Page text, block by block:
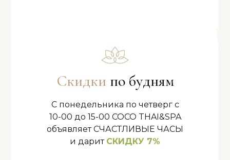
Скидки по будням
С понедельника по четверг с
10-00 до 15-00 COCO THAI&SPA
объявляет СЧАСТЛИВЫЕ ЧАСЫ
и дарит СКИДКУ 7%